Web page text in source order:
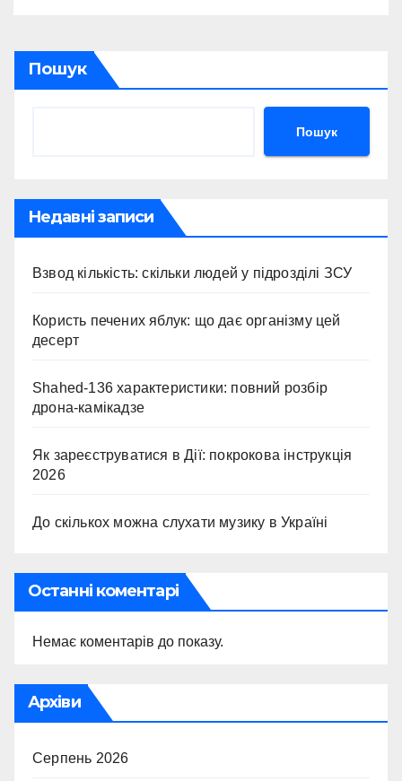
Пошук
Пошук
Недавні записи
Взвод кількість: скільки людей у підрозділі ЗСУ
Користь печених яблук: що дає організму цей
десерт
Shahed-136 характеристики: повний розбір
дрона-камікадзе
Як зареєструватися в Дії: покрокова інструкція
2026
До скількох можна слухати музику в Україні
Останні коментарі
Немає коментарів до показу.
Архіви
Серпень 2026